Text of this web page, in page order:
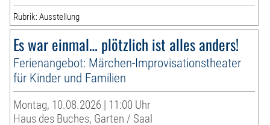
Rubrik: Ausstellung
Es war einmal… plötzlich ist alles anders!
Ferienangebot: Märchen-Improvisationstheater
für Kinder und Familien
Montag, 10.08.2026 | 11:00 Uhr
Haus des Buches, Garten / Saal